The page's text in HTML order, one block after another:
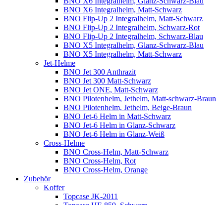
BNO X6 Integralhelm, Matt-Schwarz
BNO Flip-Up 2 Integralhelm, Matt-Schwarz
BNO Flip-Up 2 Integralhelm, Schwarz-Rot
BNO Flip-Up 2 Integralhelm, Schwarz-Blau
BNO X5 Integralhelm, Glanz-Schwarz-Blau
BNO X5 Integralhelm, Matt-Schwarz
Jet-Helme
BNO Jet 300 Anthrazit
BNO Jet 300 Matt-Schwarz
BNO Jet ONE, Matt-Schwarz
BNO Pilotenhelm, Jethelm, Matt-schwarz-Braun
BNO Pilotenhelm, Jethelm, Beige-Braun
BNO Jet-6 Helm in Matt-Schwarz
BNO Jet-6 Helm in Glanz-Schwarz
BNO Jet-6 Helm in Glanz-Weiß
Cross-Helme
BNO Cross-Helm, Matt-Schwarz
BNO Cross-Helm, Rot
BNO Cross-Helm, Orange
Zubehör
Koffer
Topcase JK-2011